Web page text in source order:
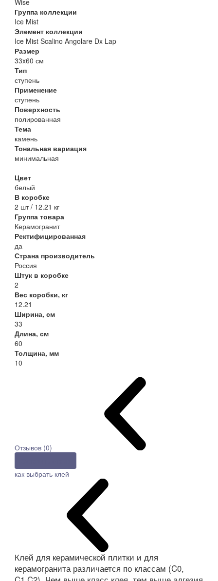
Wise
Группа коллекции
Ice Mist
Элемент коллекции
Ice Mist Scalino Angolare Dx Lap
Размер
33x60 см
Тип
ступень
Применение
ступень
Поверхность
полированная
Тема
камень
Тональная вариация
минимальная
Цвет
белый
В коробке
2 шт / 12.21 кг
Группа товара
Керамогранит
Ректифицированная
да
Страна производитель
Россия
Штук в коробке
2
Вес коробки, кг
12.21
Ширина, см
33
Длина, см
60
Толщина, мм
10
Отзывов (0)
как выбрать клей
Клей для керамической плитки и для
керамогранита различается по классам (C0,